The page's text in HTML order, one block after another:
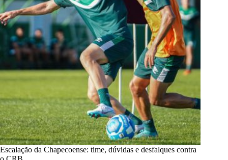
Escalação da Chapecoense: time, dúvidas e desfalques contra